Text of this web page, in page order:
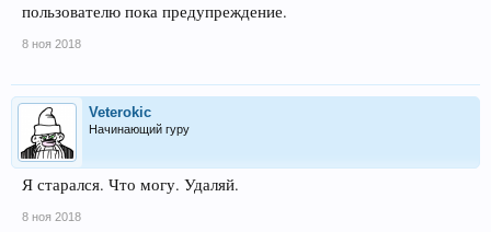
пользователю пока предупреждение.
8 ноя 2018
Veterokic
Начинающий гуру
Я старался. Что могу. Удаляй.
8 ноя 2018